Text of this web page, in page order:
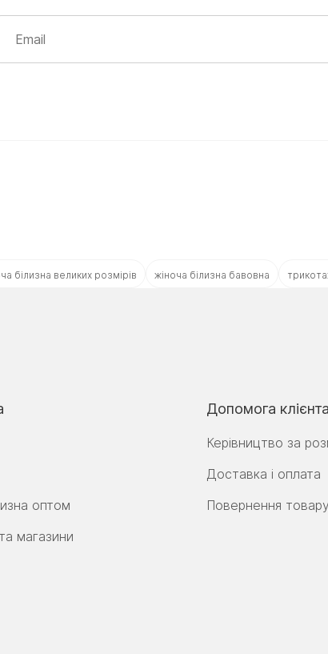
білизна великих розмірів жіноча білизна бавовна
оптом
магазини
Допомога
Керівництво за
Доставка і оплата
Повернення товару